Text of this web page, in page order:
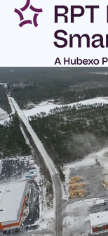
Siirry
sisältöön